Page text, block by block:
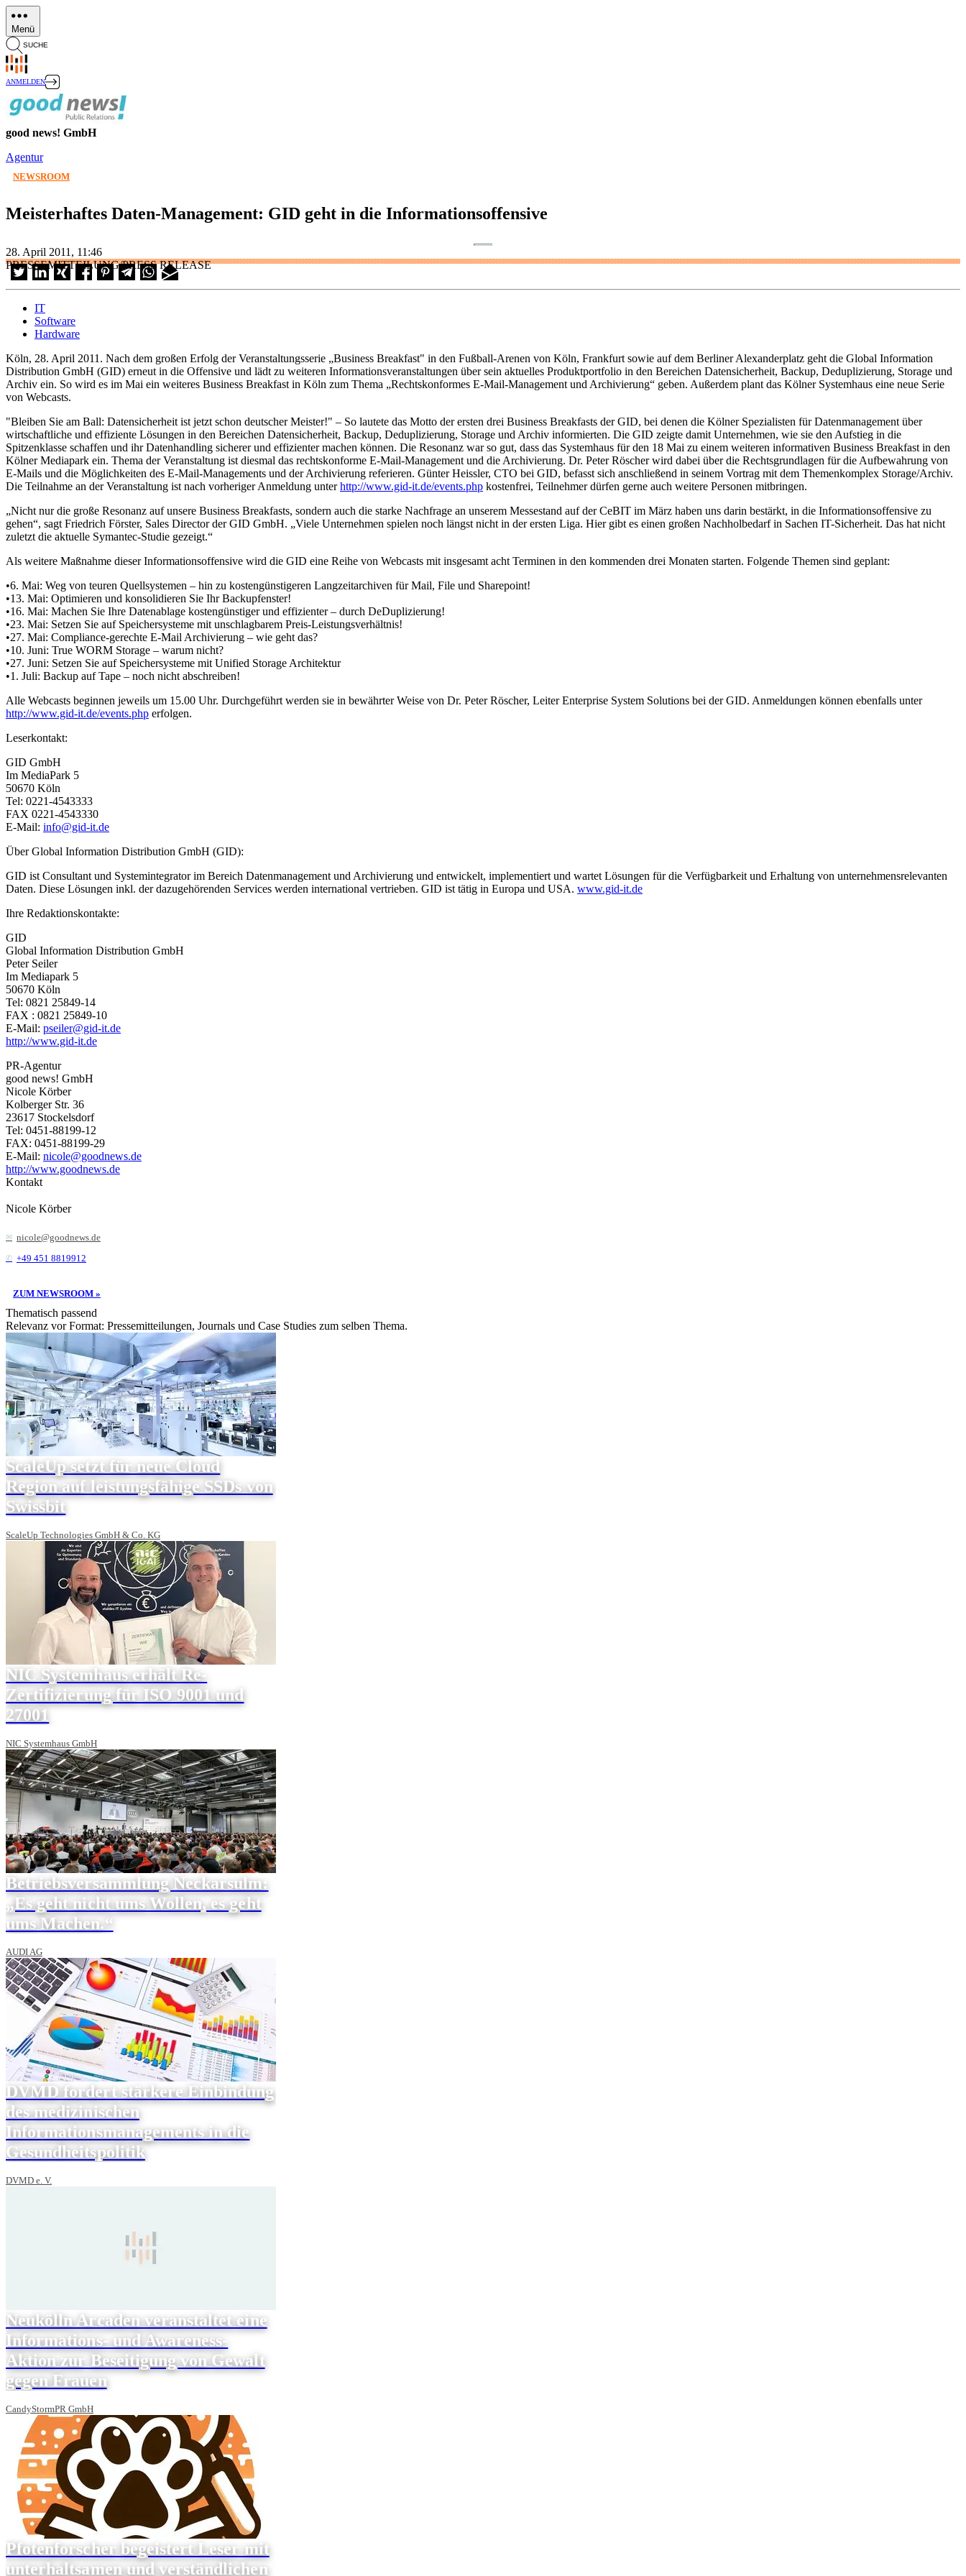
Direkt
zum
Inhalt
Menü
SUCHE
ANMELDEN
good news! GmbH
Agentur
NEWSROOM
Meisterhaftes Daten-Management: GID geht in die Informationsoffensive
28. April 2011, 11:46
PRESSEMITTEILUNG/PRESS RELEASE
IT
Software
Hardware
Köln, 28. April 2011. Nach dem großen Erfolg der Veranstaltungsserie „Business Breakfast" in den Fußball-Arenen von Köln, Frankfurt sowie auf dem Berliner Alexanderplatz geht die Global Information
Distribution GmbH (GID) erneut in die Offensive und lädt zu weiteren Informationsveranstaltungen über sein aktuelles Produktportfolio in den Bereichen Datensicherheit, Backup, Deduplizierung, Storage und
Archiv ein. So wird es im Mai ein weiteres Business Breakfast in Köln zum Thema „Rechtskonformes E-Mail-Management und Archivierung“ geben. Außerdem plant das Kölner Systemhaus eine neue Serie
von Webcasts.
"Bleiben Sie am Ball: Datensicherheit ist jetzt schon deutscher Meister!" – So lautete das Motto der ersten drei Business Breakfasts der GID, bei denen die Kölner Spezialisten für Datenmanagement über
wirtschaftliche und effiziente Lösungen in den Bereichen Datensicherheit, Backup, Deduplizierung, Storage und Archiv informierten. Die GID zeigte damit Unternehmen, wie sie den Aufstieg in die
Spitzenklasse schaffen und ihr Datenhandling sicherer und effizienter machen können. Die Resonanz war so gut, dass das Systemhaus für den 18 Mai zu einem weiteren informativen Business Breakfast in den
Kölner Mediapark ein. Thema der Veranstaltung ist diesmal das rechtskonforme E-Mail-Management und die Archivierung. Dr. Peter Röscher wird dabei über die Rechtsgrundlagen für die Aufbewahrung von
E-Mails und die Möglichkeiten des E-Mail-Managements und der Archivierung referieren. Günter Heissler, CTO bei GID, befasst sich anschließend in seinem Vortrag mit dem Themenkomplex Storage/Archiv.
Die Teilnahme an der Veranstaltung ist nach vorheriger Anmeldung unterhttp://www.gid-it.de/events.php kostenfrei, Teilnehmer dürfen gerne auch weitere Personen mitbringen.
„Nicht nur die große Resonanz auf unsere Business Breakfasts, sondern auch die starke Nachfrage an unserem Messestand auf der CeBIT im März haben uns darin bestärkt, in die Informationsoffensive zu
gehen“, sagt Friedrich Förster, Sales Director der GID GmbH. „Viele Unternehmen spielen noch längst nicht in der ersten Liga. Hier gibt es einen großen Nachholbedarf in Sachen IT-Sicherheit. Das hat nicht
zuletzt die aktuelle Symantec-Studie gezeigt.“
Als weitere Maßnahme dieser Informationsoffensive wird die GID eine Reihe von Webcasts mit insgesamt acht Terminen in den kommenden drei Monaten starten. Folgende Themen sind geplant:
•6. Mai: Weg von teuren Quellsystemen – hin zu kostengünstigeren Langzeitarchiven für Mail, File und Sharepoint!
•13. Mai: Optimieren und konsolidieren Sie Ihr Backupfenster!
•16. Mai: Machen Sie Ihre Datenablage kostengünstiger und effizienter – durch DeDuplizierung!
•23. Mai: Setzen Sie auf Speichersysteme mit unschlagbarem Preis-Leistungsverhältnis!
•27. Mai: Compliance-gerechte E-Mail Archivierung – wie geht das?
•10. Juni: True WORM Storage – warum nicht?
•27. Juni: Setzen Sie auf Speichersysteme mit Unified Storage Architektur
•1. Juli: Backup auf Tape – noch nicht abschreiben!
Alle Webcasts beginnen jeweils um 15.00 Uhr. Durchgeführt werden sie in bewährter Weise von Dr. Peter Röscher, Leiter Enterprise System Solutions bei der GID. Anmeldungen können ebenfalls unter
http://www.gid-it.de/events.php erfolgen.
Leserkontakt:
GID GmbH
Im MediaPark 5
50670 Köln
Tel: 0221-4543333
FAX 0221-4543330
E-Mail: info@gid-it.de
Über Global Information Distribution GmbH (GID):
GID ist Consultant und Systemintegrator im Bereich Datenmanagement und Archivierung und entwickelt, implementiert und wartet Lösungen für die Verfügbarkeit und Erhaltung von unternehmensrelevanten
Daten. Diese Lösungen inkl. der dazugehörenden Services werden international vertrieben. GID ist tätig in Europa und USA. www.gid-it.de
Ihre Redaktionskontakte:
GID
Global Information Distribution GmbH
Peter Seiler
Im Mediapark 5
50670 Köln
Tel: 0821 25849-14
FAX : 0821 25849-10
E-Mail: pseiler@gid-it.de
http://www.gid-it.de
PR-Agentur
good news! GmbH
Nicole Körber
Kolberger Str. 36
23617 Stockelsdorf
Tel: 0451-88199-12
FAX: 0451-88199-29
E-Mail: nicole@goodnews.de
http://www.goodnews.de
Kontakt
Nicole Körber
nicole@goodnews.de
+49 451 8819912
ZUM NEWSROOM »
Thematisch passend
Relevanz vor Format: Pressemitteilungen, Journals und Case Studies zum selben Thema.
ScaleUp setzt für neue Cloud
Region auf leistungsfähige SSDs von
Swissbit
ScaleUp Technologies GmbH & Co. KG
NIC Systemhaus erhält Re-
Zertifizierung für ISO 9001 und
27001
NIC Systemhaus GmbH
Betriebsversammlung Neckarsulm:
„Es geht nicht ums Wollen, es geht
ums Machen.“
AUDI AG
DVMD fordert stärkere Einbindung
des medizinischen
Informationsmanagements in die
Gesundheitspolitik
DVMD e. V.
Neukölln Arcaden veranstaltet eine
Informations- und Awareness-
Aktion zur Beseitigung von Gewalt
gegen Frauen
CandyStormPR GmbH
Pfotenforscher begeistert Leser mit
unterhaltsamen und verständlichen